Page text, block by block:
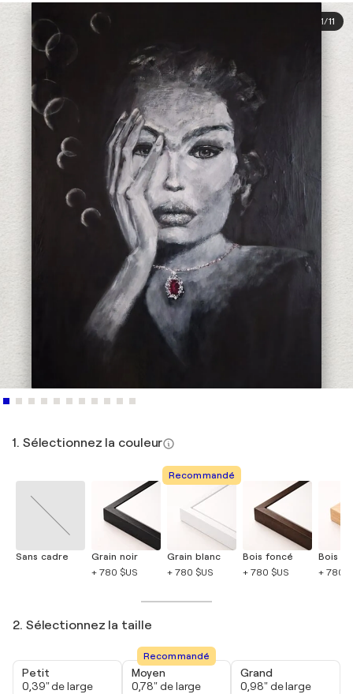
1/11
1. Sélectionnez la couleur
Sans cadre
Grain noir
+ 780 $US
Recommandé
Grain blanc
+ 780 $US
Bois foncé
+ 780 $US
Bois
+ 780
2. Sélectionnez la taille
Petit
0,39" de large
Recommandé
Moyen
0,78" de large
Grand
0,98" de large